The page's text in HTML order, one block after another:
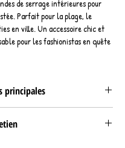
de serrage intérieures pour
Parfait pour la plage, le
en ville. Un accessoire chic et
pour les fashionistas en quête
principales
coton